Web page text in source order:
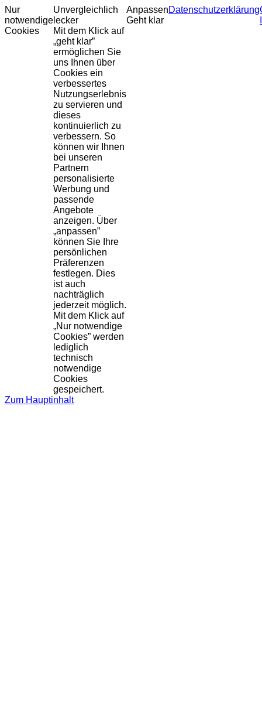
Nur
notwendige
Cookies
Unvergleichlich
lecker
Mit dem Klick auf
„geht klar”
ermöglichen Sie
uns Ihnen über
Cookies ein
verbessertes
Nutzungserlebnis
zu servieren und
dieses
kontinuierlich zu
verbessern. So
können wir Ihnen
bei unseren
Partnern
personalisierte
Werbung und
passende
Angebote
anzeigen. Über
„anpassen”
können Sie Ihre
persönlichen
Präferenzen
festlegen. Dies
ist auch
nachträglich
jederzeit möglich.
Mit dem Klick auf
„Nur notwendige
Cookies” werden
lediglich
technisch
notwendige
Cookies
gespeichert.
Anpassen
Geht klar
Datenschutzerklärung
Zum Hauptinhalt